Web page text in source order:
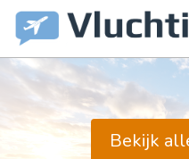
Bekijk